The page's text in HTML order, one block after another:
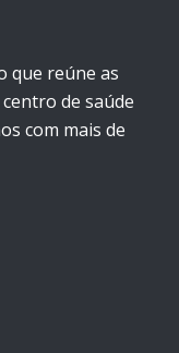
que reúne as
de saúde
com mais de